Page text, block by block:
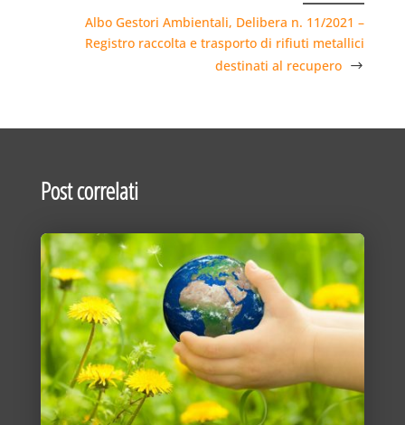
Albo Gestori Ambientali, Delibera n. 11/2021 –
Registro raccolta e trasporto di rifiuti metallici
destinati al recupero
Post correlati